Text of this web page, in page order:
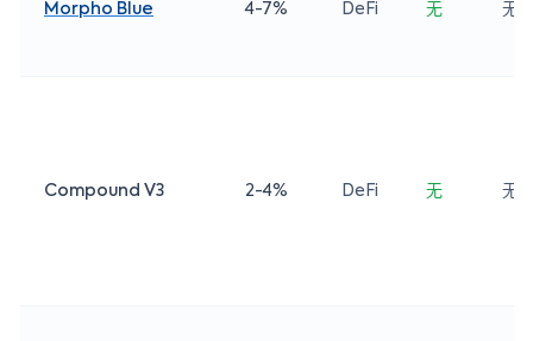
Morpho Blue 4-7% DeFi 无 无
Compound V3 2-4% DeFi 无 无